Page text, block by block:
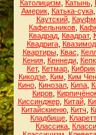
Католицизм
Катынь,
Америк, Катька-сука,
Каутский,
Кафельников
Квадрад Квадрат,
Квадрига,
Квартиры, Квас
Кения, Кеннеди,
Кет, Кетмар Кибрик
Кикодзе, Ким Ким
Кино Кинозал Кипа
Киров
Киссинджер, Китай,
Китайскиеню Китч
Кладбище
Классика